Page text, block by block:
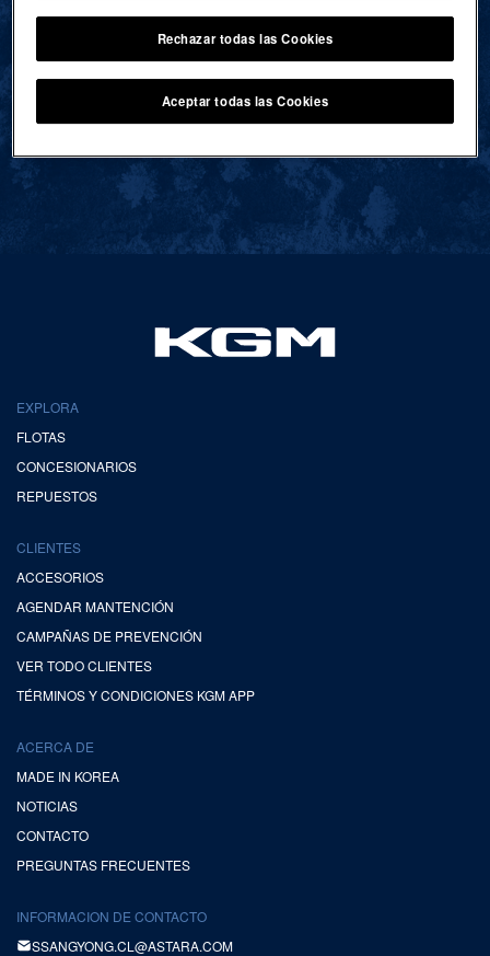
VOLVER AL INICIO
EXPLORA
FLOTAS
CONCESIONARIOS
REPUESTOS
CLIENTES
ACCESORIOS
AGENDAR MANTENCIÓN
CAMPAÑAS DE PREVENCIÓN
VER TODO CLIENTES
TÉRMINOS Y CONDICIONES KGM APP
ACERCA DE
MADE IN KOREA
NOTICIAS
CONTACTO
PREGUNTAS FRECUENTES
INFORMACION DE CONTACTO
SSANGYONG.CL@ASTARA.COM
Rechazar todas las Cookies
Aceptar todas las Cookies